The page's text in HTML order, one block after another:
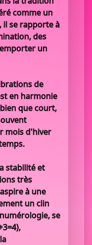
comme un
il se rapporte à
des
un
de
en harmonie
que court,
mois d'hiver
stabilité et
très
à une
un clin
se